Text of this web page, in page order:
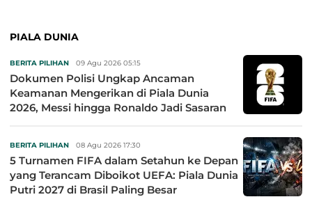
PIALA DUNIA
BERITA PILIHAN 09 Agu 2026 05:15
Dokumen Polisi Ungkap Ancaman
Keamanan Mengerikan di Piala Dunia
2026, Messi hingga Ronaldo Jadi Sasaran
BERITA PILIHAN 08 Agu 2026 17:30
5 Turnamen FIFA dalam Setahun ke Depan
yang Terancam Diboikot UEFA: Piala Dunia
Putri 2027 di Brasil Paling Besar